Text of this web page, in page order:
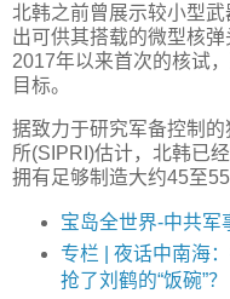
北韩之前曾展示较小型
出可供其搭载的微型核
2017年以来首次的核试
目标。
据致力于研究军备控制
所(SIPRI)估计，北韩已
拥有足够制造大约45至
宝岛全世界-中共军
专栏 | 夜话中南海：
抢了刘鹤的“饭碗”？